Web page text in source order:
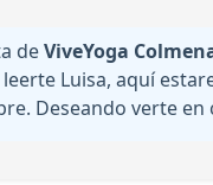
deViveYoga
Luisa, aquí
Deseando verte en